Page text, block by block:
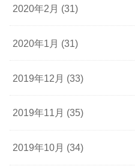
2020年2月 (31)
2020年1月 (31)
2019年12月 (33)
2019年11月 (35)
2019年10月 (34)